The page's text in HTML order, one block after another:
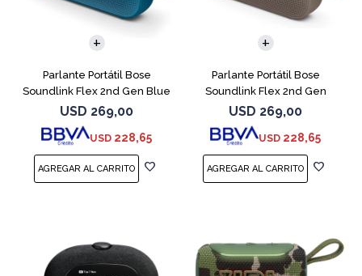
Parlante Portátil Bose
Soundlink Flex 2nd Gen Blue
USD 269,00
USD 228,65
Parlante Portátil Bose
Soundlink Flex 2nd Gen
Arena
USD 269,00
USD 228,65